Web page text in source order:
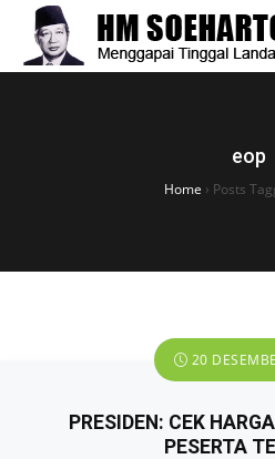
eop
Home › Posts
20
PRESIDEN: CEK
PESERTA